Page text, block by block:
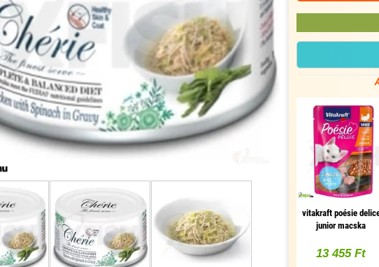
vitakraft poésie
junior macska
1 db/csomag
13 455 Ft